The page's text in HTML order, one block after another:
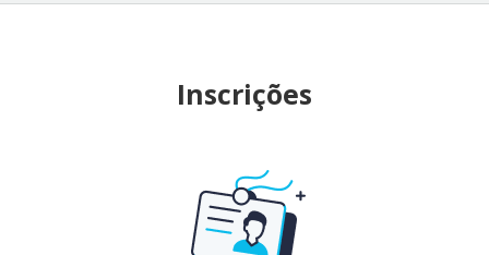
Inscrições